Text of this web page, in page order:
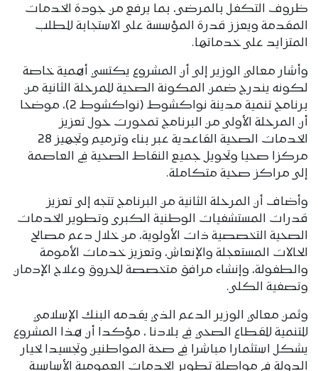
ظروف التكفل بالمرضى، بما يرفع من جودة الخدمات
المقدمة ويعزز قدرة المؤسسة على الاستجابة للطلب
المتزايد على خدماتها.
وأشار معالي الوزير إلى أن المشروع يكتسي أهمية خاصة
لكونه يندرج ضمن المكونة الصحية للمرحلة الثانية من
برنامج تنمية مدينة نواكشوط (نواكشوط 2)، موضحا
أن المرحلة الأولى من البرنامج تمحورت حول تعزيز
الخدمات الصحية القاعدية عبر بناء وترميم وتجهيز 28
مركزا صحيا وتحويل جميع النقاط الصحية في العاصمة
إلى مراكز صحية متكاملة.
وأضاف أن المرحلة الثانية من البرنامج تتجه إلى تعزيز
قدرات المستشفيات الوطنية الكبرى وتطوير الخدمات
الصحية التخصصية ذات الأولوية، من خلال دعم مصالح
الحالات المستعجلة والإنعاش، وتعزيز خدمات الأمومة
والطفولة، وإنشاء مرافق متخصصة للحروق وعلاج الإدمان
وتصفية الكلى.
وثمن معالي الوزير الدعم الذي يقدمه البنك الإسلامي
للتنمية للقطاع الصحي في بلادنا ، مؤكدا أن هذا المشروع
يشكل استثمارا مباشرا في صحة المواطنين وتجسيدا لخيار
الدولة في مواصلة تطوير الخدمات العمومية الأساسية